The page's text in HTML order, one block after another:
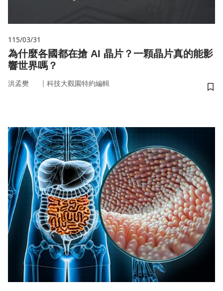
115/03/31
為什麼各國都在搶 AI 晶片？一顆晶片真的能影
響世界嗎？
洪孟樊 ｜ 科技大觀園特約編輯
儲